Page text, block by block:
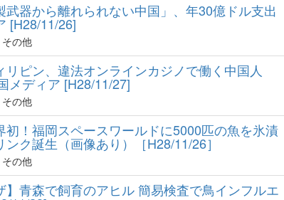
武器から離れられない中国」、年30億ドル支出
[H28/11/26]
の他
リピン、違法オンラインカジノで働く中国人
メディア [H28/11/27]
の他
初！福岡スペースワールドに5000匹の魚を氷漬
ク誕生（画像あり）［H28/11/26］
の他
】青森で飼育のアヒル 簡易検査で鳥インフルエ